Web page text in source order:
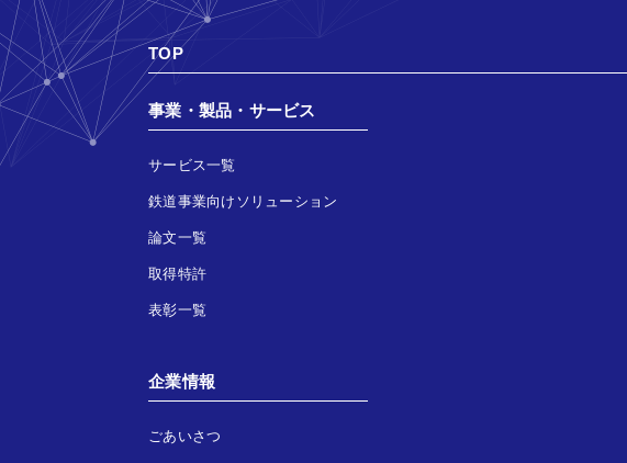
TOP
事業・製品・サービス
サービス一覧
鉄道事業向けソリューション
論文一覧
取得特許
表彰一覧
企業情報
ごあいさつ